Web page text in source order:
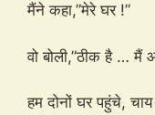
मैंने कहा,”मेरे घर !”
वो बोली,”ठीक है … मैं
हम दोनों घर पहुंचे,